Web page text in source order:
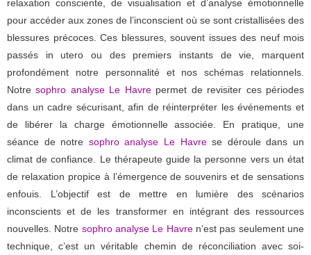
relaxation consciente, de visualisation et d’analyse émotionnelle
pour accéder aux zones de l’inconscient où se sont cristallisées des
blessures précoces. Ces blessures, souvent issues des neuf mois
passés in utero ou des premiers instants de vie, marquent
profondément notre personnalité et nos schémas relationnels.
Notresophro analyse Le Havrepermet de revisiter ces périodes
dans un cadre sécurisant, afin de réinterpréter les événements et
de libérer la charge émotionnelle associée. En pratique, une
séance de notre sophro analyse Le Havrese déroule dans un
climat de confiance. Le thérapeute guide la personne vers un état
de relaxation propice à l’émergence de souvenirs et de sensations
enfouis. L’objectif est de mettre en lumière des scénarios
inconscients et de les transformer en intégrant des ressources
nouvelles. Notre sophro analyse Le Havren’est pas seulement une
technique, c’est un véritable chemin de réconciliation avec soi-